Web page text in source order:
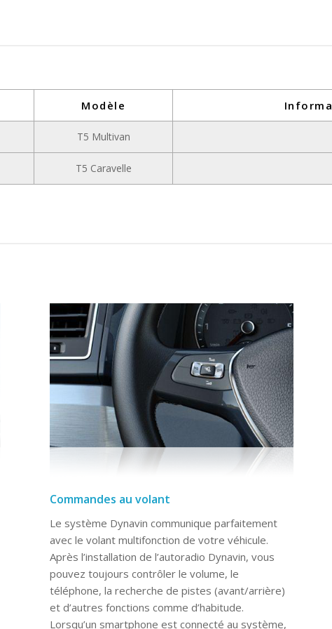
Modèle
T5 Multivan
T5 Caravelle
Commandes au volant
Le système Dynavin communique parfaitement
avec le volant multifonction de votre véhicule.
Après l’installation de l’autoradio Dynavin, vous
pouvez toujours contrôler le volume, le
téléphone, la recherche de pistes (avant/arrière)
et d’autres fonctions comme d’habitude.
Lorsqu’un smartphone est connecté au système,